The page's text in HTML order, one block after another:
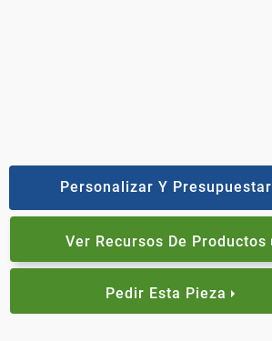
Personalizar Y Presupuestar
Ver Recursos De Productos
Pedir Esta Pieza